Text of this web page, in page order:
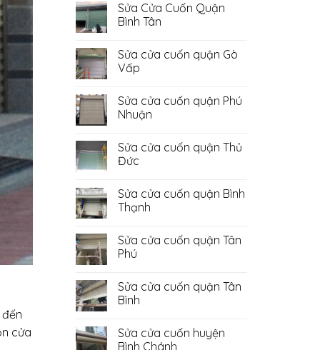
Sửa Cửa Cuốn Quận
Bình Tân
bình
luận
ở
Cuốn
Quận
Bình
Sửa cửa cuốn quận Gò
Vấp
bình
luận
ở
cuốn
quận
Gò
Sửa cửa cuốn quận Phú
Nhuận
bình
luận
ở
cuốn
quận
Phú
Sửa cửa cuốn quận Thủ
Đức
bình
luận
ở
cuốn
quận
Thủ
Sửa cửa cuốn quận Bình
Thạnh
bình
luận
ở
cuốn
quận
Bình
Sửa cửa cuốn quận Tân
Phú
bình
luận
ở
cuốn
quận
Sửa cửa cuốn quận Tân
Bình
bình
luận
Sửa cửa cuốn huyện
Bình Chánh
cửa